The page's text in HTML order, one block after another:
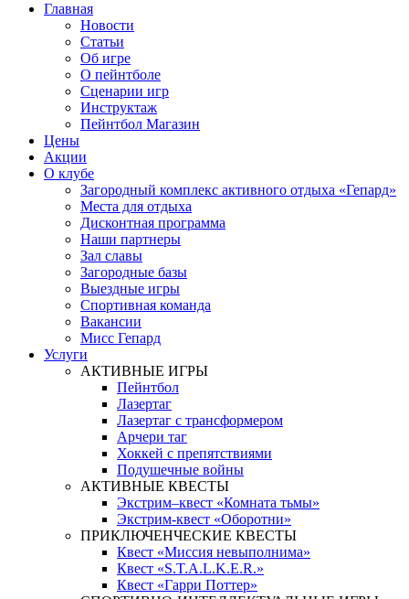
Главная
Новости
Статьи
Об игре
О пейнтболе
Сценарии игр
Инструктаж
Пейнтбол Магазин
Цены
Акции
О клубе
Загородный комплекс активного отдыха «Гепард»
Места для отдыха
Дисконтная программа
Наши партнеры
Зал славы
Загородные базы
Выездные игры
Спортивная команда
Вакансии
Мисс Гепард
Услуги
АКТИВНЫЕ ИГРЫ
Пейнтбол
Лазертаг
Лазертаг с трансформером
Арчери таг
Хоккей с препятствиями
Подушечные войны
АКТИВНЫЕ КВЕСТЫ
Экстрим–квест «Комната тьмы»
Экстрим-квест «Оборотни»
ПРИКЛЮЧЕНЧЕСКИЕ КВЕСТЫ
Квест «Миссия невыполнима»
Квест «S.T.A.L.K.E.R.»
Квест «Гарри Поттер»